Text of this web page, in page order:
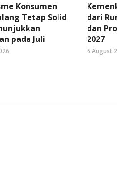
Konsumen
Tetap Solid
pada Juli
dari
dan
2027
6 August